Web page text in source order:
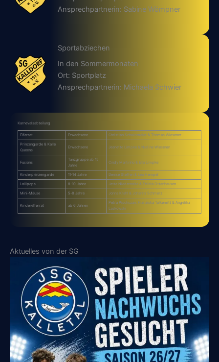
Ansprechpartnerin: Sabine Wömpner
Sportabziechen
In den Sommermonaten
Ort: Sportplatz
Ansprechpartnerin: Michaela Schwier
Karnevalsabteilung
Elferrat Erwachsene Christian Schaksmeier & Thomas Wiesener
Prinzengarde & Kalle
Queens
Erwachsene Jeanette Limpke & Nadine Wiesener
Fusions
Tanzgruppe ab 15
Jahre
Cindy Martinho & Ella Limpke
Kinderprinzengarde 11-14 Jahre Denise Steffen & Lea Hempel
Lollipops 8-10 Jahre Jette Niedernolte & Felicia Ottenhausen
Mini-Mäuse 5-8 Jahre Jonna Krahl & Johanna Schmerz
Kinderelferrat ab 6 Jahren
Petra Pischczan, Franziska Tolkemitt & Angelika
Laskowski
Aktuelles von der SG